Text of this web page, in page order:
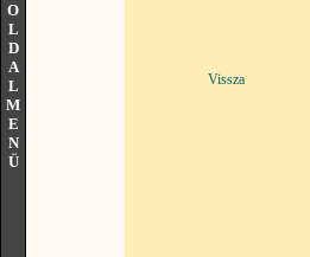
O
L
D
A
L
M
E
N
Ü
Vissza